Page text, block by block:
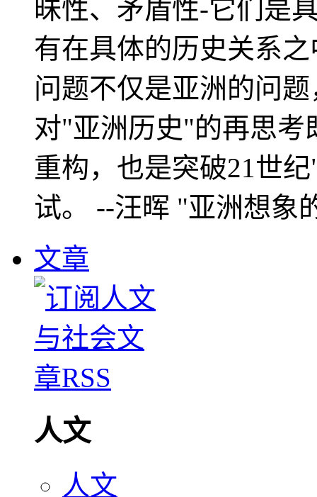
昧性、矛盾性-它们是
有在具体的历史关系
问题不仅是亚洲的问
对"亚洲历史"的再思考
重构，也是突破21世
试。 --汪晖 "亚洲想象
文章
人文
人文